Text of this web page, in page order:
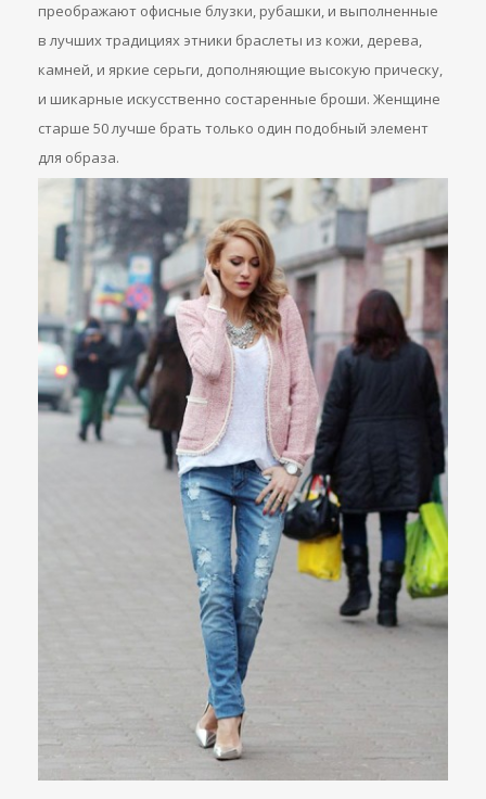
преображают офисные блузки, рубашки, и выполненные
в лучших традициях этники браслеты из кожи, дерева,
камней, и яркие серьги, дополняющие высокую прическу,
и шикарные искусственно состаренные броши. Женщине
старше 50 лучше брать только один подобный элемент
для образа.